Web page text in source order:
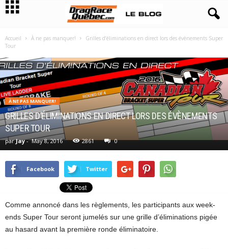
Accueil À ne pas manquer!
Grilles d’éliminations en direct lors des évènements Super
Tour
À NE PAS MANQUER!
GRILLES D’ÉLIMINATIONS EN DIRECT LORS DES ÉVÈNEMENTS
SUPER TOUR
par Jay- May 8, 2016 2861 0
Facebook Twitter
Comme annoncé dans les règlements, les participants aux week-
ends Super Tour seront jumelés sur une grille d’éliminations pigée
au hasard avant la première ronde éliminatoire.